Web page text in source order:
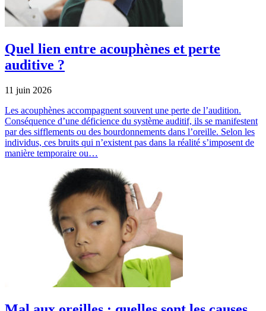
Quel lien entre acouphènes et perte
auditive ?
11 juin 2026
Les acouphènes accompagnent souvent une perte de l’audition.
Conséquence d’une déficience du système auditif, ils se manifestent
par des sifflements ou des bourdonnements dans l’oreille. Selon les
individus, ces bruits qui n’existent pas dans la réalité s’imposent de
manière temporaire ou…